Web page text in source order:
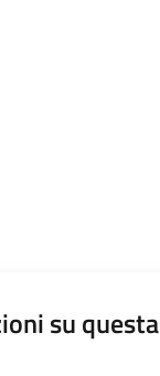
su questa